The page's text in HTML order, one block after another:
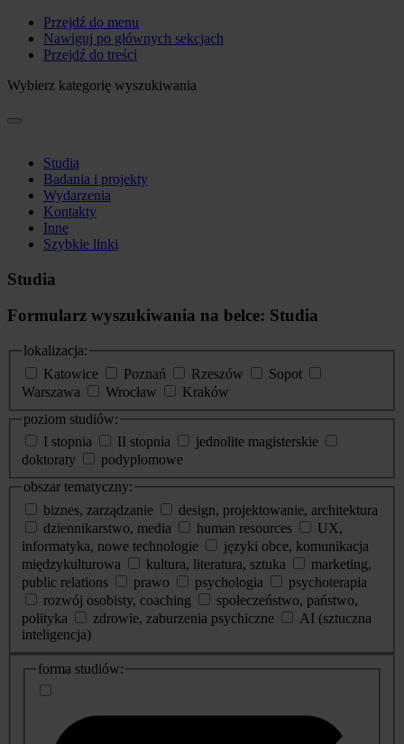
Przejdź do menu
Nawiguj po głównych sekcjach
Przejdź do treści
Wybierz kategorię wyszukiwania
Studia
Badania i projekty
Wydarzenia
Kontakty
Inne
Szybkie linki
Studia
Formularz wyszukiwania na belce: Studia
lokalizacja:
Katowice
Poznań Rzeszów
Sopot
Warszawa
Wrocław
Kraków
poziom studiów:
I stopnia
II stopnia
jednolite magisterskie
doktoraty
podyplomowe
obszar tematyczny:
biznes, zarządzanie
design, projektowanie, architektura
dziennikarstwo, media
human resources
UX,
informatyka, nowe technologie
języki obce, komunikacja
międzykulturowa
kultura, literatura, sztuka
marketing,
public relations
prawo psychologia
psychoterapia
rozwój osobisty, coaching
społeczeństwo, państwo,
polityka
zdrowie, zaburzenia psychiczne
AI (sztuczna
inteligencja)
dodatkowe
informacje
forma studiów: